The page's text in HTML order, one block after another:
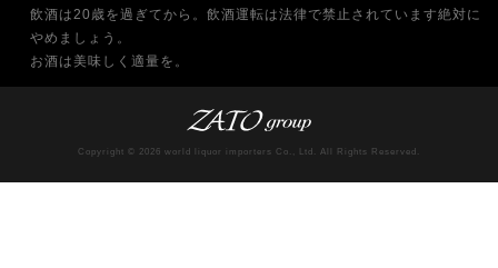
飲酒は20歳を過ぎてから。飲酒運転は法律で禁止されています絶対に
やめましょう。
お酒は美味しく適量を。
Copyright © 2026 world liquor importers Co., Ltd. All Rights Reserved.